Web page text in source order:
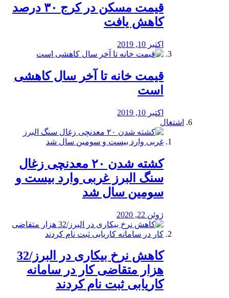
️قیمت مسکن در کرج ۳۰ درصد
کاهش یافت
اکتبر 10, 2019
قیمت خانه تا آخر سال کاهشی
است
اکتبر 10, 2019
اشتغال
کشته شدن ۲۰ معدنچی زغال
سنگ البرز غربی وارد بیست و
سومین سال شد
ژوئن 22, 2020
کاهش نرخ بیکاری در البرز/32
هزار متقاضی کار در سامانه
کاریابی ثبت نام کردند